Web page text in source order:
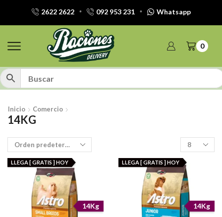
2622 2622 092 953 231 Whatsapp
0
Inicio Comercio
14KG
Productos
por
pagina
14Kg
LLEGA [ GRATIS ] HOY
14Kg
LLEGA [ GRATIS ] HOY